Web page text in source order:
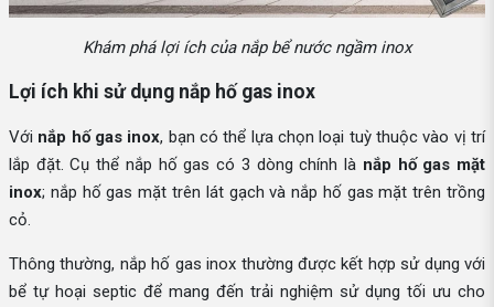
Khám phá lợi ích của nắp bể nước ngầm inox
Lợi ích khi sử dụng nắp hố gas inox
Với nắp hố gas inox, bạn có thể lựa chọn loại tuỳ thuộc vào vị trí
lắp đặt. Cụ thể nắp hố gas có 3 dòng chính là nắp hố gas mặt
inox; nắp hố gas mặt trên lát gạch và nắp hố gas mặt trên trồng
cỏ.
Thông thường, nắp hố gas inox thường được kết hợp sử dụng với
bể tự hoại septic để mang đến trải nghiệm sử dụng tối ưu cho